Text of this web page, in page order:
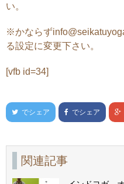
い。
※かならず
る設定に変更下さい。
[vfb id=34]
でシェア でシェア
関連記事